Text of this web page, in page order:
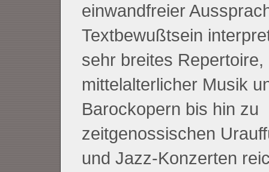
einwandfreier
Textbewußtsein
sehr breites Repertoire,
mittelalterlicher Musik
Barockopern bis hin zu
zeitgenossischen
und Jazz-Konzerten